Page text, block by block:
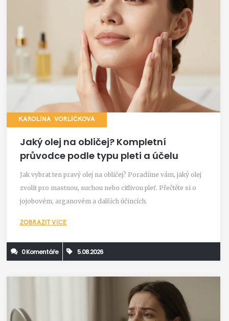
KAROLÍNA VORLÍČKOVÁ
Jaký olej na obličej? Kompletní
průvodce podle typu pleti a účelu
Jak vybrat ten pravý olej na obličej? Poradíme vám, jaký olej
zvolit pro mastnou, suchou nebo citlivou pleť. Přečtěte si o
jojobovém, arganovém a dalších účincích.
ZOBRAZIT VÍCE
0 Komentáře 5.08.2026